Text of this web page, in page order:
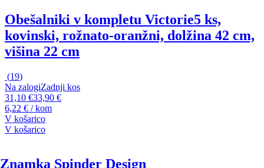
Obešalniki v kompletu Victorie5 ks,
kovinski, rožnato-oranžni, dolžina 42 cm,
višina 22 cm
(19)
Na zalogiZadnji kos
31,10 €33,90 €
6,22 € / kom
V košarico
V košarico
Znamka Spinder Design